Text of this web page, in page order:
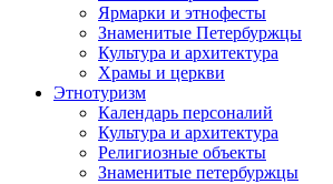
Ярмарки и этнофесты
Знаменитые Петербуржцы
Культура и архитектура
Храмы и церкви
Этнотуризм
Календарь персоналий
Культура и архитектура
Религиозные объекты
Знаменитые петербуржцы